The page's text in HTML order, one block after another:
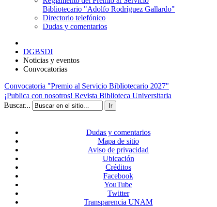
Bibliotecario "Adolfo Rodríguez Gallardo"
Directorio telefónico
Dudas y comentarios
DGBSDI
Noticias y eventos
Convocatorias
Convocatoria "Premio al Servicio Bibliotecario 2027"
¡Publica con nosotros! Revista Biblioteca Universitaria
Buscar...
Ir
Dudas y comentarios
Mapa de sitio
Aviso de privacidad
Ubicación
Créditos
Facebook
YouTube
Twitter
Transparencia UNAM